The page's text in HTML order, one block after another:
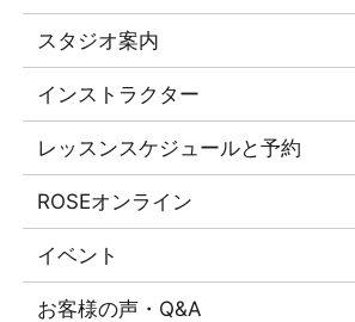
スタジオ案内
インストラクター
レッスンスケジュールと予約
ROSEオンライン
イベント
お客様の声・Q&A